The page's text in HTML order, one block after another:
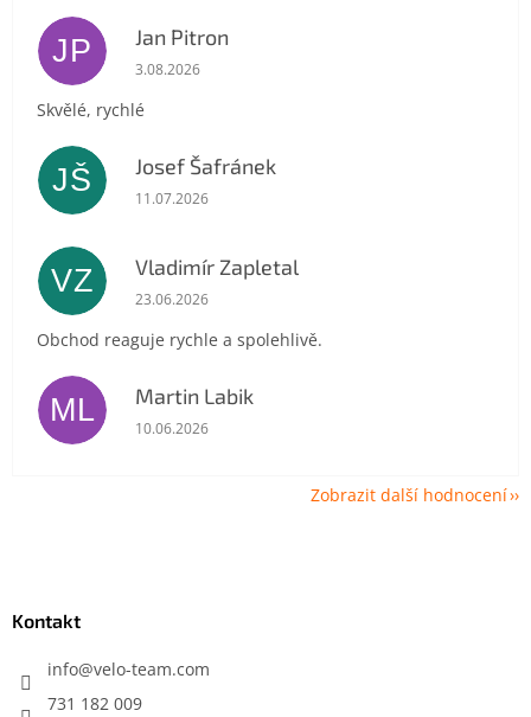
JP Jan Pitron
Hodnocení obchodu je 5 z 5 hvězdiček.
3.08.2026
Skvělé, rychlé
JŠ Josef Šafránek
Hodnocení obchodu je 5 z 5 hvězdiček.
11.07.2026
VZ Vladimír Zapletal
Hodnocení obchodu je 5 z 5 hvězdiček.
23.06.2026
Obchod reaguje rychle a spolehlivě.
ML Martin Labik
Hodnocení obchodu je 5 z 5 hvězdiček.
10.06.2026
Zobrazit další hodnocení
Kontakt
info@velo-team.com
731 182 009